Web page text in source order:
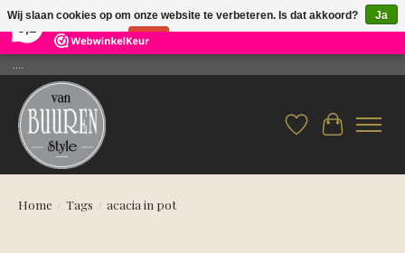
26 Reviews ×
....
Verlanglijst
Home / Tags / acacia in pot
Wij slaan cookies op om onze website te verbeteren. Is dat akkoord?
Ja
Nee